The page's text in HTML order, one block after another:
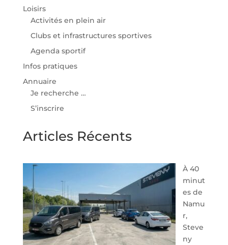
Loisirs
Activités en plein air
Clubs et infrastructures sportives
Agenda sportif
Infos pratiques
Annuaire
Je recherche …
S’inscrire
Articles Récents
À 40
minut
es de
Namu
r,
Steve
ny